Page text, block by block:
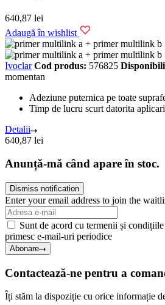
640,87 lei
Adaugă în wishlist
Ivoclar Cod produs: 576825
momentan
Adeziune puternica pe toate
Timp de lucru scurt datorita
Detalii
640,87 lei
Anunță-mă când apare în stoc.
Dismiss notification
Enter your email address to join the
Sunt de acord cu termenii și
primesc e-mail-uri periodice
Abonare
Contactează-ne pentru a
Îți stăm la dispoziție cu orice informație